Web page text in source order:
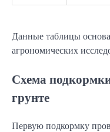
Данные таблицы
агрономических
Схема
грунте
Первую подкормку